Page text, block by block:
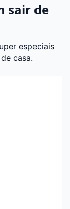
sair de
especiais
casa.